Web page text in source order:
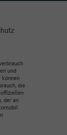
und
können
die
der an